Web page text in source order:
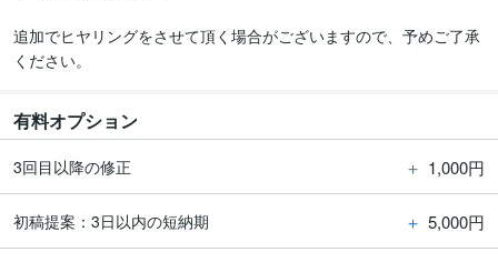
追加でヒヤリングをさせて頂く場合がございますので、予めご了承
ください。
有料オプション
3回目以降の修正 ＋ 1,000円
初稿提案：3日以内の短納期 ＋ 5,000円